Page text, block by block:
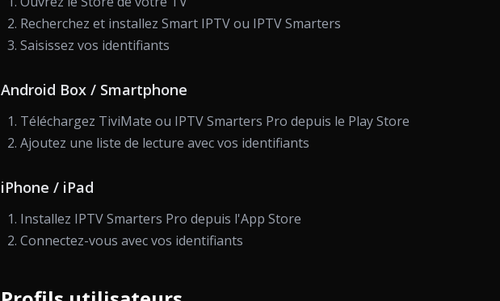
Recherchez et installez Smart IPTV ou IPTV Smarters
Saisissez vos identifiants
Android Box / Smartphone
Téléchargez TiviMate ou IPTV Smarters Pro depuis le Play Store
Ajoutez une liste de lecture avec vos identifiants
iPhone / iPad
Installez IPTV Smarters Pro depuis l'App Store
Connectez-vous avec vos identifiants